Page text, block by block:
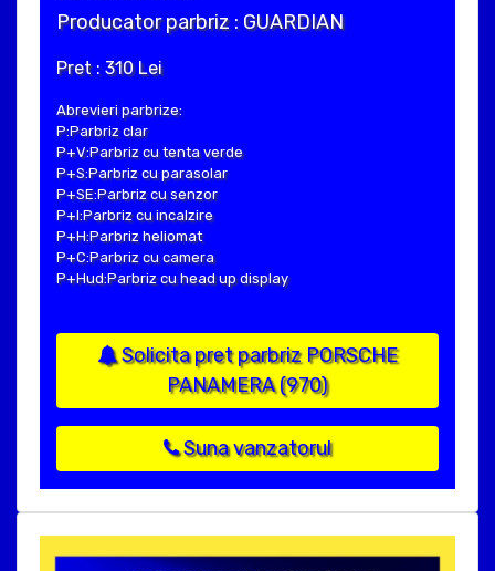
Producator parbriz : GUARDIAN
Pret : 310 Lei
Abrevieri parbrize:
P:Parbriz clar
P+V:Parbriz cu tenta verde
P+S:Parbriz cu parasolar
P+SE:Parbriz cu senzor
P+I:Parbriz cu incalzire
P+H:Parbriz heliomat
P+C:Parbriz cu camera
P+Hud:Parbriz cu head up display
Solicita pret parbriz PORSCHE
PANAMERA (970)
Suna vanzatorul